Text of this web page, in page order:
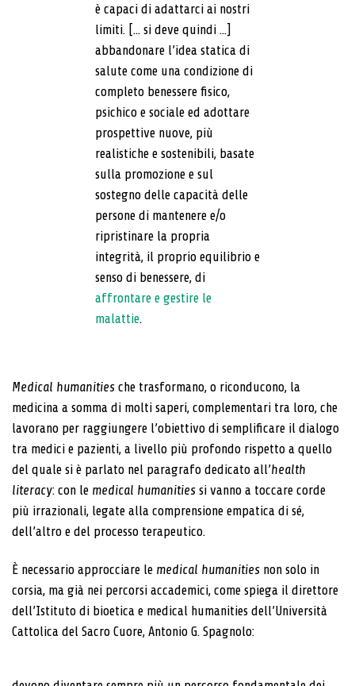
è capaci di adattarci ai nostri
limiti. [... si deve quindi ...]
abbandonare l’idea statica di
salute come una condizione di
completo benessere fisico,
psichico e sociale ed adottare
prospettive nuove, più
realistiche e sostenibili, basate
sulla promozione e sul
sostegno delle capacità delle
persone di mantenere e/o
ripristinare la propria
integrità, il proprio equilibrio e
senso di benessere, di
affrontare e gestire le
malattie.
Medical humanities che trasformano, o riconducono, la
medicina a somma di molti saperi, complementari tra loro, che
lavorano per raggiungere l’obiettivo di semplificare il dialogo
tra medici e pazienti, a livello più profondo rispetto a quello
del quale si è parlato nel paragrafo dedicato all’health
literacy: con le medical humanities si vanno a toccare corde
più irrazionali, legate alla comprensione empatica di sé,
dell’altro e del processo terapeutico.
È necessario approcciare le medical humanities non solo in
corsia, ma già nei percorsi accademici, come spiega il direttore
dell’Istituto di bioetica e medical humanities dell’Università
Cattolica del Sacro Cuore, Antonio G. Spagnolo: